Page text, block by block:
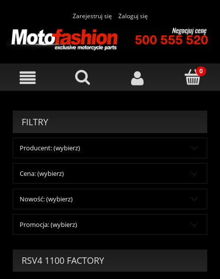
Zarejestruj się Zaloguj się
FILTRY
Producent: (wybierz)
Cena: (wybierz)
Nowość: (wybierz)
Promocja: (wybierz)
RSV4 1100 FACTORY